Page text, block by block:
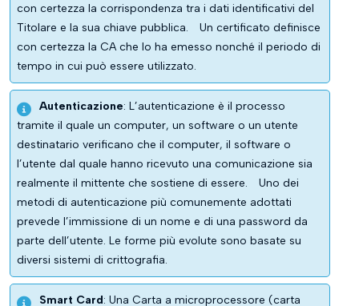
con certezza la corrispondenza tra i dati identificativi del
Titolare e la sua chiave pubblica.
Un certificato definisce
con certezza la CA che lo ha emesso nonché il periodo di
tempo in cui può essere utilizzato.
Autenticazione: L’autenticazione è il processo
tramite il quale un computer, un software o un utente
destinatario verificano che il computer, il software o
l’utente dal quale hanno ricevuto una comunicazione sia
realmente il mittente che sostiene di essere.
Uno dei
metodi di autenticazione più comunemente adottati
prevede l’immissione di un nome e di una password da
parte dell’utente. Le forme più evolute sono basate su
diversi sistemi di crittografia.
Smart Card: Una Carta a microprocessore (carta